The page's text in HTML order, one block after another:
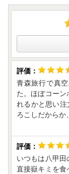
【寄附金受領
寄附金受領証
のみ）は、後日
※寄附金受領証
す。
※寄附金受領証
ます。紛失等さ
※書類の発送は
ります。
※お申し込み
間をいただく場
【ワンストップ
青森旅行で真
た。ほぼコー
れるかと思い
ろこしだからか
いつもは八甲
直接嶽キミを食